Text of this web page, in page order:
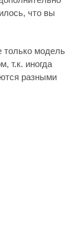
что вы
только модель
т.к. иногда
разными